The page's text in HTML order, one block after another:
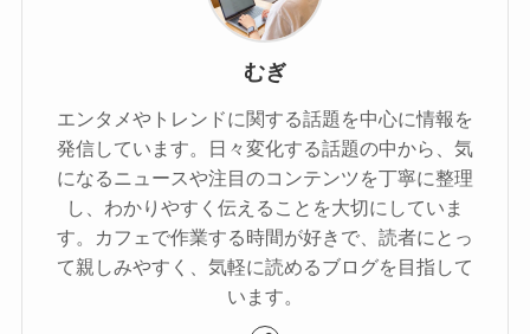
むぎ
エンタメやトレンドに関する話題を中心に情報を
発信しています。日々変化する話題の中から、気
になるニュースや注目のコンテンツを丁寧に整理
し、わかりやすく伝えることを大切にしていま
す。カフェで作業する時間が好きで、読者にとっ
て親しみやすく、気軽に読めるブログを目指して
います。